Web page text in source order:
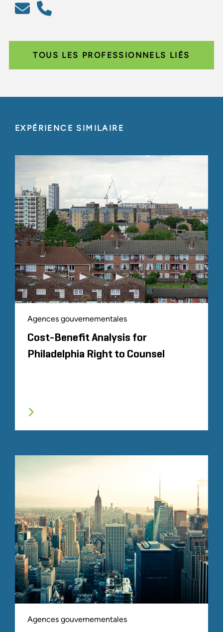
TOUS LES PROFESSIONNELS LIÉS
EXPÉRIENCE SIMILAIRE
Agences gouvernementales
Cost-Benefit Analysis for
Philadelphia Right to Counsel
Agences gouvernementales